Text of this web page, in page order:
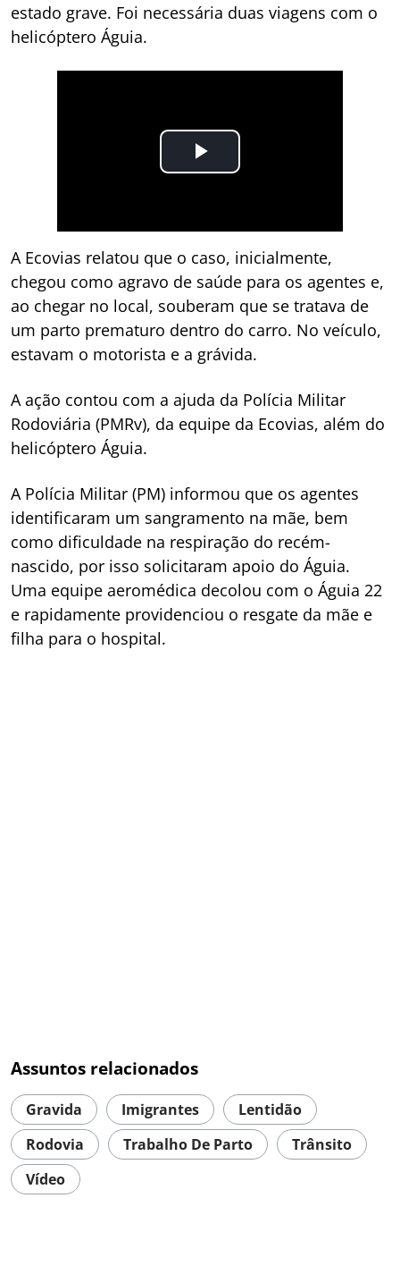
estado grave. Foi necessária duas viagens com o
helicóptero Águia.
A Ecovias relatou que o caso, inicialmente,
chegou como agravo de saúde para os agentes e,
ao chegar no local, souberam que se tratava de
um parto prematuro dentro do carro. No veículo,
estavam o motorista e a grávida.
A ação contou com a ajuda da Polícia Militar
Rodoviária (PMRv), da equipe da Ecovias, além do
helicóptero Águia.
A Polícia Militar (PM) informou que os agentes
identificaram um sangramento na mãe, bem
como dificuldade na respiração do recém-
nascido, por isso solicitaram apoio do Águia.
Uma equipe aeromédica decolou com o Águia 22
e rapidamente providenciou o resgate da mãe e
filha para o hospital.
Assuntos relacionados
Gravida Imigrantes
Lentidão
Rodovia
Trabalho De Parto
Trânsito
Vídeo